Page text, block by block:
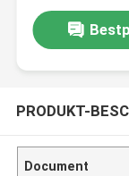
PRODUKT-
Document